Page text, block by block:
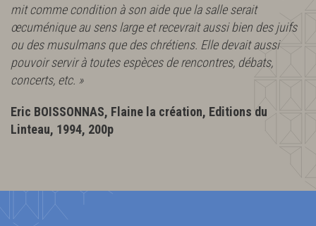
mit comme condition à son aide que la salle serait
œcuménique au sens large et recevrait aussi bien des juifs
ou des musulmans que des chrétiens. Elle devait aussi
pouvoir servir à toutes espèces de rencontres, débats,
concerts, etc. »
Eric BOISSONNAS, Flaine la création, Editions du
Linteau, 1994, 200p